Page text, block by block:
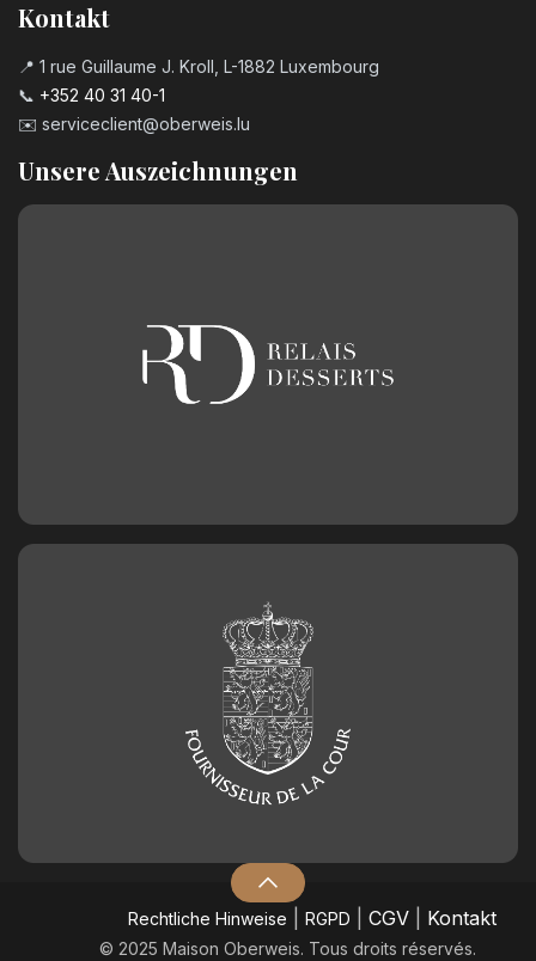
Kontakt
📍 1 rue Guillaume J. Kroll, L-1882 Luxembourg
📞 +352 40 31 40-1
✉️ serviceclient@oberweis.lu
Unsere Auszeichnungen
​Rechtliche Hinweise RGPD CGV| Kontakt
© 2025 Maison Oberweis. Tous droits réservés.